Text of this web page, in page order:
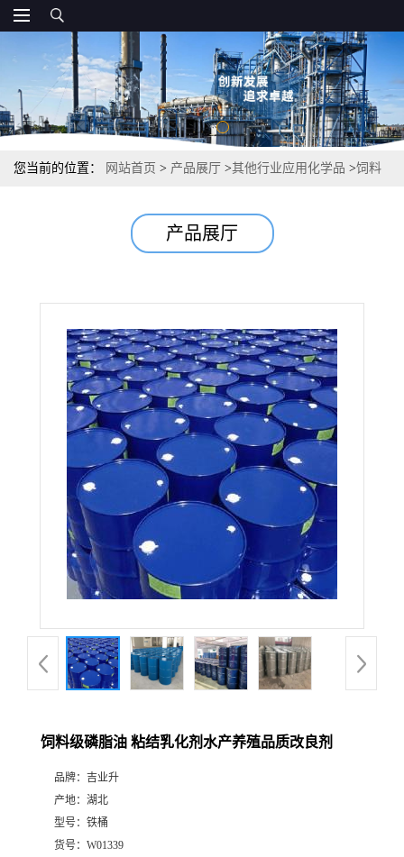
您当前的位置： 网站首页 > 产品展厅 >其他行业应用化学品 >饲料
产品展厅
饲料级磷脂油 粘结乳化剂水产养殖品质改良剂
品牌： 吉业升
产地： 湖北
型号： 铁桶
货号： W01339